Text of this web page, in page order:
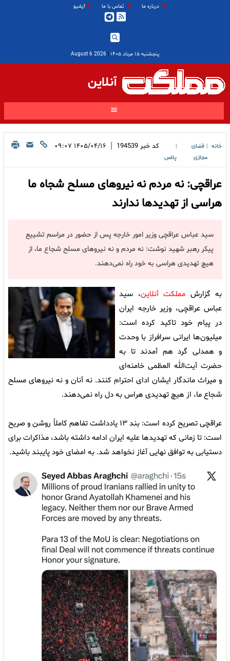
درباره ما تماس با ما آرشیو
پنجشنبه ۱۵ مرداد ۱۴۰۵ |
2026 August 6
آنلاین
خانه
فضای
مجازی
پلاس
کد خبر 194539
| ۱۴۰۵/۰۴/۱۶ ۰۹:۰۷
عراقچی: نه مردم نه نیروهای مسلح شجاه ما
هراسی از تهدیدها ندارند
سید عباس عراقچی وزیر امور خارجه پس از حضور در مراسم تشییع
پیکر رهبر شهید نوشت: نه مردم و نه نیروهای مسلح شجاع ما، از
هیچ تهدیدی هراسی به خود راه نمی‌دهند.
به گزارش مملکت آنلاین، سید
عباس عراقچی، وزیر خارجه ایران
در پیام خود تاکید کرده است:
میلیون‌ها ایرانی سرافراز با وحدت
و همدلی گرد هم آمدند تا به
حضرت آیت‌الله العظمی خامنه‌ای
و میراث ماندگار ایشان ادای احترام کنند. نه آنان و نه نیروهای مسلح
شجاع ما، از هیچ تهدیدی هراس به دل راه نمی‌دهند.
عراقچی تصریح کرده است: بند ۱۳ یادداشت تفاهم کاملاً روشن و صریح
است: تا زمانی که تهدیدها علیه ایران ادامه داشته باشد، مذاکرات برای
دستیابی به توافق نهایی آغاز نخواهد شد. به امضای خود پایبند باشید.